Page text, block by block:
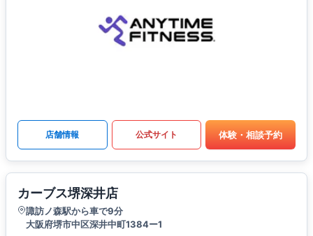
店舗情報 公式サイト 体験・相談予約
カーブス堺深井店
諏訪ノ森駅から車で9分
大阪府堺市中区深井中町1384ー1